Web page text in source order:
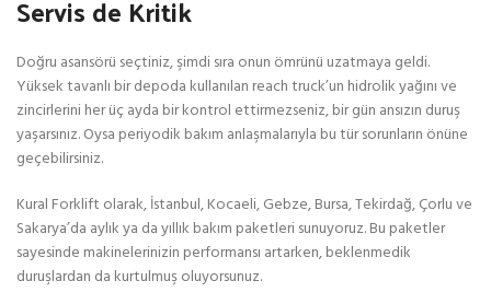
Servis de Kritik
Doğru asansörü seçtiniz, şimdi sıra onun ömrünü uzatmaya geldi.
Yüksek tavanlı bir depoda kullanılan reach truck’un hidrolik yağını ve
zincirlerini her üç ayda bir kontrol ettirmezseniz, bir gün ansızın duruş
yaşarsınız. Oysa periyodik bakım anlaşmalarıyla bu tür sorunların önüne
geçebilirsiniz.
Kural Forklift olarak, İstanbul, Kocaeli, Gebze, Bursa, Tekirdağ, Çorlu ve
Sakarya’da aylık ya da yıllık bakım paketleri sunuyoruz. Bu paketler
sayesinde makinelerinizin performansı artarken, beklenmedik
duruşlardan da kurtulmuş oluyorsunuz.